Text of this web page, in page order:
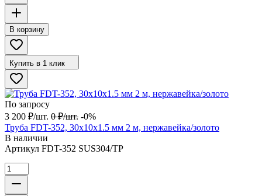
В корзину
Купить в 1 клик
По запросу
3 200 ₽/шт. 0 ₽/шт. -0%
Труба FDT-352, 30х10х1.5 мм 2 м, нержавейка/золото
В наличии
Артикул FDT-352 SUS304/TP